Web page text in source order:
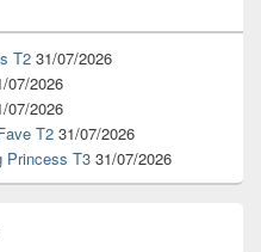
T2 31/07/2026
07/2026
07/2026
T2 31/07/2026
Princess T3 31/07/2026